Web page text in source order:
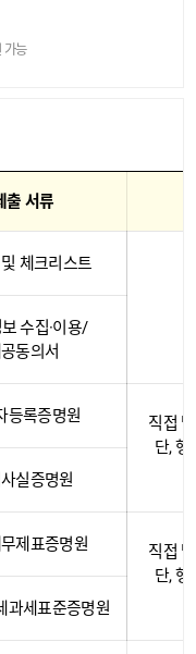
가능
출 서류
체크리스트
수집·이용/
동의서
등록증명원
직접
단, 행
실증명원
제표증명원
직접
단, 행
과세표준증명원